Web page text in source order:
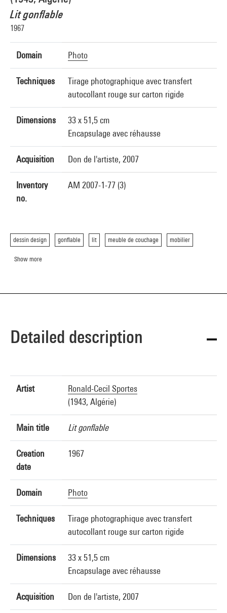
Lit gonflable
1967
Domain Photo
Techniques
Tirage photographique avec transfert
autocollant rouge sur carton rigide
Dimensions
33 x 51,5 cm
Encapsulage avec réhausse
Acquisition Don de l'artiste, 2007
Inventory
no.
AM 2007-1-77 (3)
dessin design gonflable lit meuble de couchage mobilier
Show more
Detailed description
Artist
Ronald-Cecil Sportes
(1943, Algérie)
Main title Lit gonflable
Creation
date
1967
Domain Photo
Techniques
Tirage photographique avec transfert
autocollant rouge sur carton rigide
Dimensions
33 x 51,5 cm
Encapsulage avec réhausse
Acquisition Don de l'artiste, 2007